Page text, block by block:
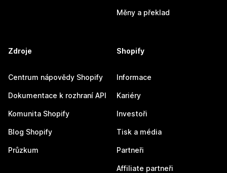
Měny a překlad
Zdroje
Centrum nápovědy Shopify
Dokumentace k rozhraní API
Komunita Shopify
Blog Shopify
Průzkum
Shopify
Informace
Kariéry
Investoři
Tisk a média
Partneři
Affiliate partneři